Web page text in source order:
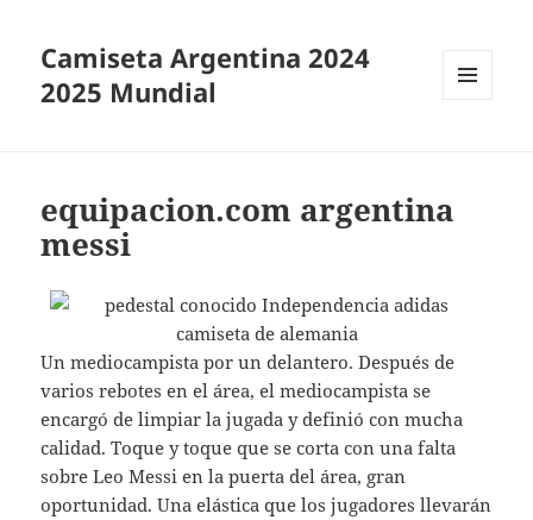
Camiseta Argentina 2024
2025 Mundial
equipacion.com argentina
messi
Un mediocampista por un delantero. Después de
varios rebotes en el área, el mediocampista se
encargó de limpiar la jugada y definió con mucha
calidad. Toque y toque que se corta con una falta
sobre Leo Messi en la puerta del área, gran
oportunidad. Una elástica que los jugadores llevarán